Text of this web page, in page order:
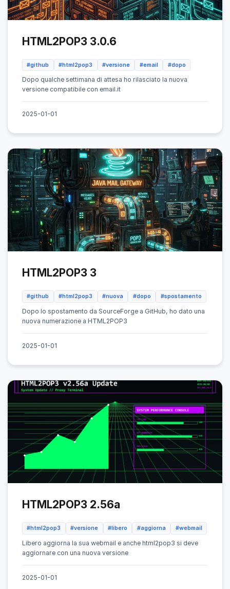
HTML2POP3 3.0.6
#github #html2pop3 #versione #email #dopo
Dopo qualche settimana di attesa ho rilasciato la nuova
versione compatibile con email.it
2025-01-01
HTML2POP3 3
#github #html2pop3 #nuova #dopo #spostamento
Dopo lo spostamento da SourceForge a GitHub, ho dato una
nuova numerazione a HTML2POP3
2025-01-01
HTML2POP3 2.56a
#html2pop3 #versione #libero #aggiorna #webmail
Libero aggiorna la sua webmail e anche html2pop3 si deve
aggiornare con una nuova versione
2025-01-01